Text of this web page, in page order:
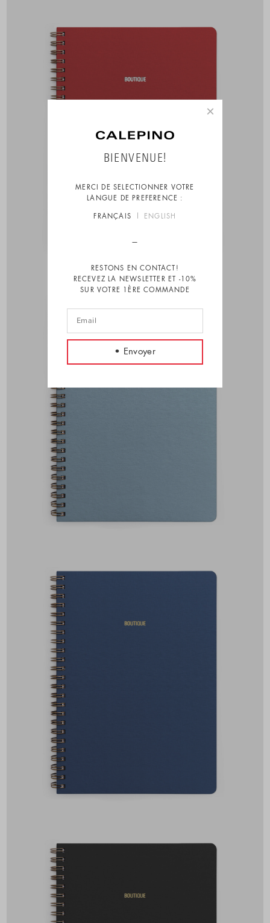
×
BIENVENUE!
MERCI DE SELECTIONNER VOTRE
LANGUE DE PREFERENCE :
FRANÇAIS ENGLISH
RESTONS EN CONTACT!
RECEVEZ LA NEWSLETTER ET -10%
SUR VOTRE 1ÈRE COMMANDE